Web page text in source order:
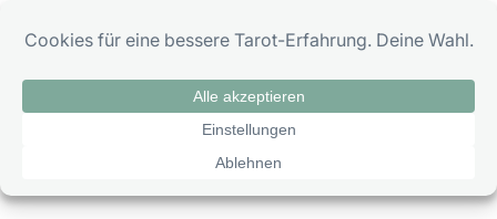
Inhalt
Geburtskarte 13 Der Tod